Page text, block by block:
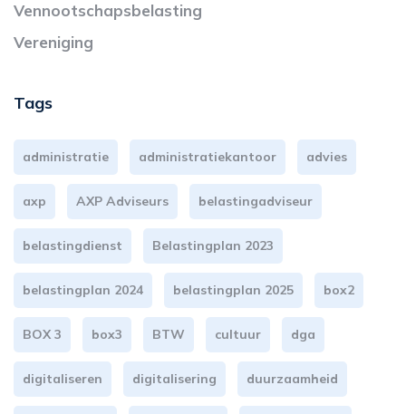
Vennootschapsbelasting
Vereniging
Tags
administratie administratiekantoor advies
axp AXP Adviseurs belastingadviseur
belastingdienst Belastingplan 2023
belastingplan 2024 belastingplan 2025 box2
BOX 3 box3 BTW cultuur dga
digitaliseren digitalisering duurzaamheid